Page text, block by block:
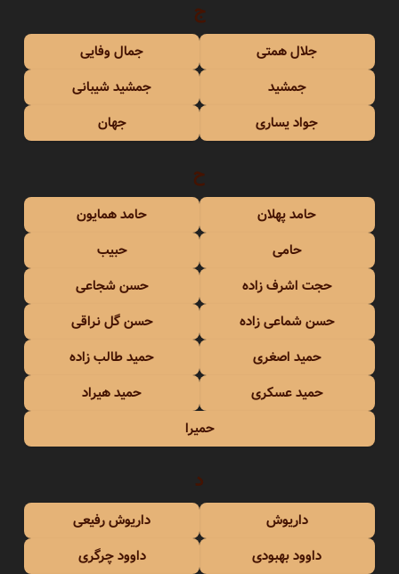
ج
جلال همتی
جمال وفایی
جمشید
جمشید شیبانی
جواد یساری
جهان
ح
حامد پهلان
حامد همایون
حامی
حبیب
حجت اشرف زاده
حسن شجاعی
حسن شماعی زاده
حسن گل نراقی
حمید اصغری
حمید طالب زاده
حمید عسکری
حمید هیراد
حمیرا
د
داریوش
داریوش رفیعی
داوود بهبودی
داوود چرگری